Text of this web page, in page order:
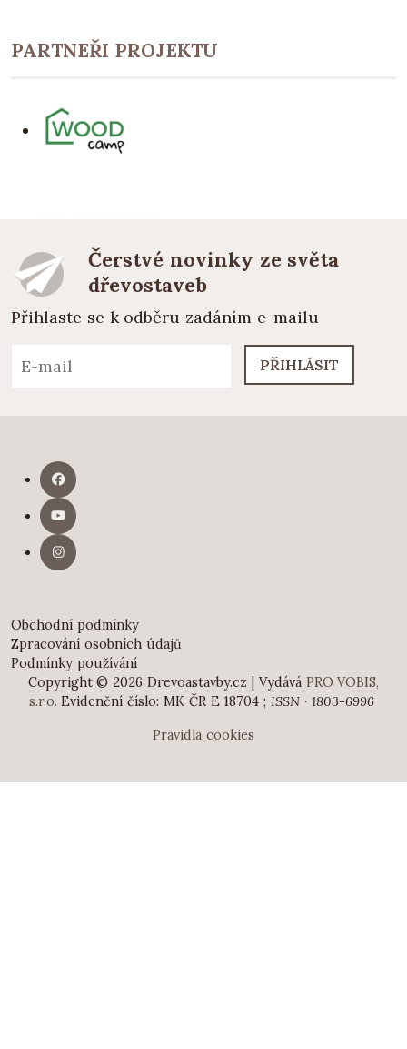
PARTNEŘI PROJEKTU
Čerstvé novinky ze světa
dřevostaveb
Přihlaste se k odběru zadáním e-mailu
PŘIHLÁSIT
Obchodní podmínky
Zpracování osobních údajů
Podmínky používání
Copyright © 2026 Drevoastavby.cz | Vydává PRO VOBIS,
s.r.o. Evidenční číslo: MK ČR E 18704 ; ISSN · 1803-6996
Pravidla cookies